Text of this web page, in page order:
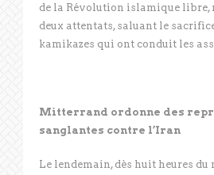
de la Révolution islamique libre,
deux attentats, saluant le
kamikazes qui ont conduit les
Mitterrand ordonne des
sanglantes contre l’Iran
Le lendemain, dès huit heures